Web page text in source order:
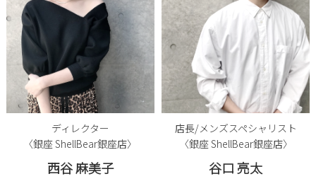
ディレクター
〈銀座 ShellBear銀座店〉
西谷 麻美子
店長/メンズスペシャリスト
〈銀座 ShellBear銀座店〉
谷口 亮太